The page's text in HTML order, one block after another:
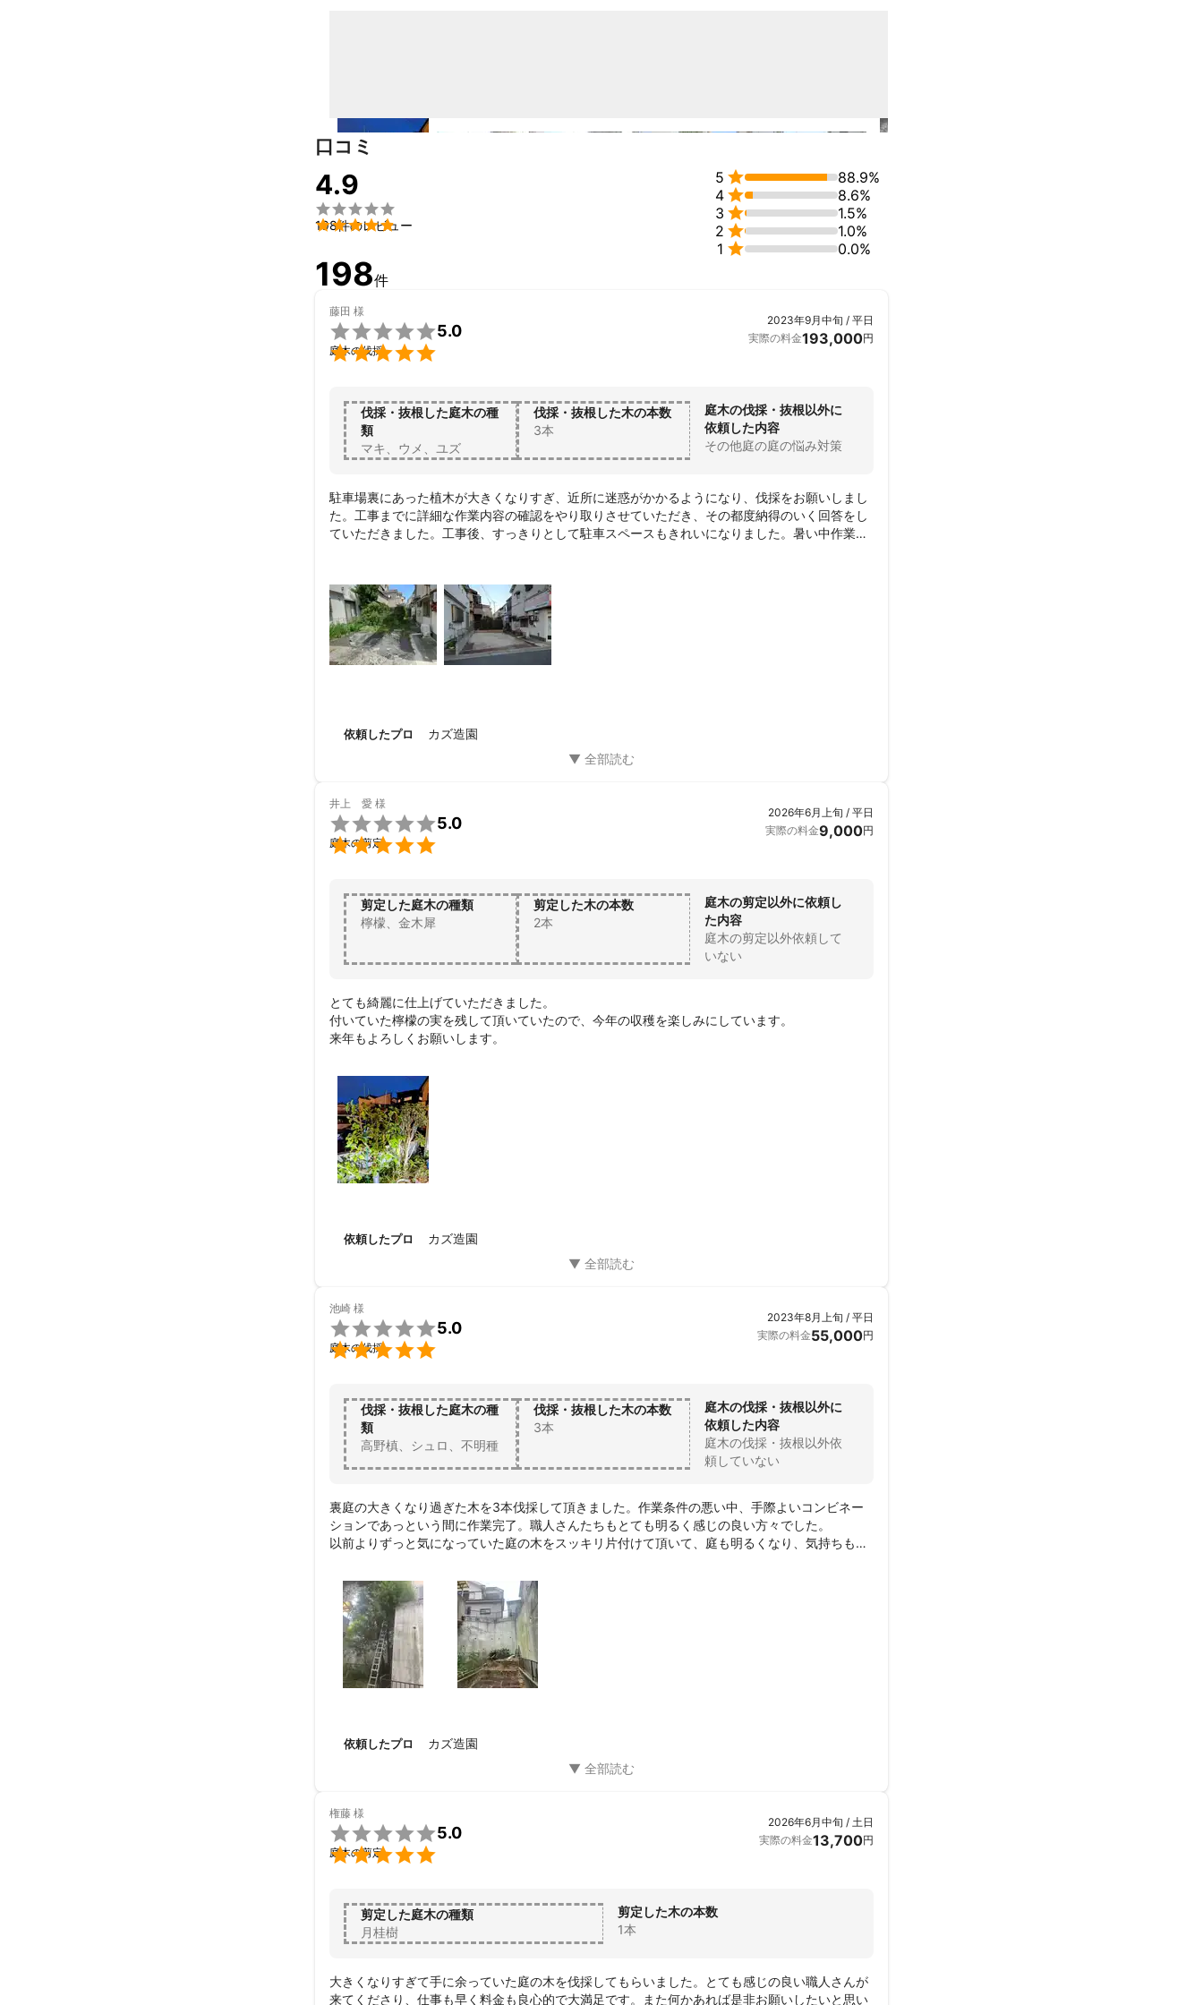
口コミ
4.9


198件のレビュー
5 
88.9%
4 
8.6%
3 
1.5%
2 
1.0%
1  0.0%
198件
藤田 様


5.0
庭木の伐採
2023年9月中旬 / 平日
実際の料金193,000円
伐採・抜根した庭木の種
類
マキ、ウメ、ユズ
伐採・抜根した木の本数
3本
庭木の伐採・抜根以外に
依頼した内容
その他庭の庭の悩み対策
駐車場裏にあった植木が大きくなりすぎ、近所に迷惑がかかるようになり、伐採をお願いしまし
た。工事までに詳細な作業内容の確認をやり取りさせていただき、その都度納得のいく回答をし
ていただきました。工事後、すっきりとして駐車スペースもきれいになりました。暑い中作業し
依頼したプロ カズ造園
井上 愛 様


5.0
庭木の剪定
2026年6月上旬 / 平日
実際の料金9,000円
剪定した庭木の種類
檸檬、金木犀
剪定した木の本数
2本
庭木の剪定以外に依頼し
た内容
庭木の剪定以外依頼して
いない
とても綺麗に仕上げていただきました。
付いていた檸檬の実を残して頂いていたので、今年の収穫を楽しみにしています。
来年もよろしくお願いします。
依頼したプロ カズ造園
池崎 様


5.0
庭木の伐採
2023年8月上旬 / 平日
実際の料金55,000円
伐採・抜根した庭木の種
類
高野槙、シュロ、不明種
伐採・抜根した木の本数
3本
庭木の伐採・抜根以外に
依頼した内容
庭木の伐採・抜根以外依
頼していない
裏庭の大きくなり過ぎた木を3本伐採して頂きました。作業条件の悪い中、手際よいコンビネー
ションであっという間に作業完了。職人さんたちもとても明るく感じの良い方々でした。
以前よりずっと気になっていた庭の木をスッキリ片付けて頂いて、庭も明るくなり、気持ちもす
こちらの業者さんにお願いできて本当に良かったです。
依頼したプロ カズ造園
権藤 様


5.0
庭木の剪定
2026年6月中旬 / 土日
実際の料金13,700円
剪定した庭木の種類
月桂樹
剪定した木の本数
1本
大きくなりすぎて手に余っていた庭の木を伐採してもらいました。とても感じの良い職人さんが
来てくださり、仕事も早く料金も良心的で大満足です。また何かあれば是非お願いしたいと思い